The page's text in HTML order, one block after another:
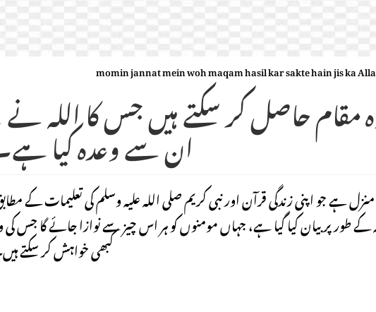
momin jannat mein woh maqam hasil kar sakte hain jis ka
،
ان سے وعدہ کیا
جو اپنی زندگی قرآن اور نبی کریم صلی اللہ علیہ وسلم کی تعلیمات کے
طور پر بیان کیا گیا ہے، جہاں مومنوں کو ہر اس چیز سے نوازا جائے گا جس کی
کبھی خواہش کر سکتے